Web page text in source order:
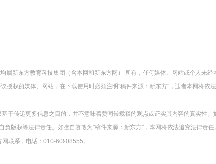
属新东方教育科技集团（含本网和新东方网） 所有，任何媒体、网站或个人未经
授权的媒体、网站，在下载使用时必须注明"稿件来源：新东方"，违者本网将依
于传递更多信息之目的，并不意味着赞同转载稿的观点或证实其内容的真实性。
版权等法律责任。如擅自篡改为"稿件来源：新东方"，本网将依法追究法律责任。
联系，电话：010-60908555。